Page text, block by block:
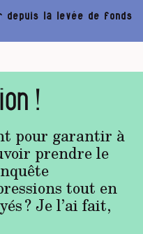
depuis la levée de fonds
!
pour garantir à
prendre le
tout en
? Je l’ai fait,